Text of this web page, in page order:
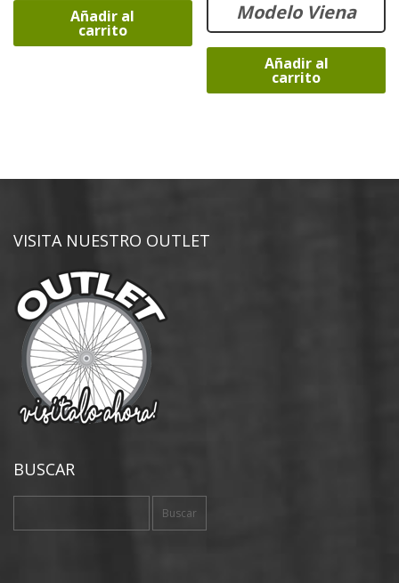
Añadir al
carrito
Modelo Viena
Añadir al
carrito
VISITA NUESTRO OUTLET
BUSCAR